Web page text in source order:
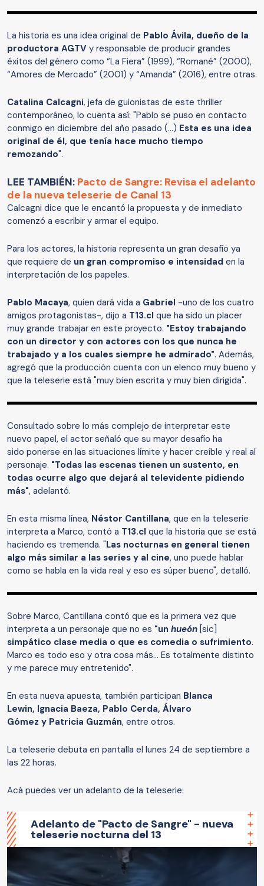
La historia es una idea original de Pablo Ávila, dueño de la
productora AGTV y responsable de producir grandes
éxitos del género como “La Fiera” (1999), “Romané” (2000),
“Amores de Mercado” (2001) y “Amanda” (2016), entre otras.
Catalina Calcagni, jefa de guionistas de este thriller
contemporáneo, lo cuenta así: "Pablo se puso en contacto
conmigo en diciembre del año pasado (…) Esta es una idea
original de él, que tenía hace mucho tiempo
remozando".
LEE TAMBIÉN: Pacto de Sangre: Revisa el adelanto
de la nueva teleserie de Canal 13
Calcagni dice que le encantó la propuesta y de inmediato
comenzó a escribir y armar el equipo.
Para los actores, la historia representa un gran desafío ya
que requiere de un gran compromiso e intensidad en la
interpretación de los papeles.
Pablo Macaya, quien dará vida a Gabriel -uno de los cuatro
amigos protagonistas-, dijo a T13.cl que ha sido un placer
muy grande trabajar en este proyecto. "Estoy trabajando
con un director y con actores con los que nunca he
trabajado y a los cuales siempre he admirado". Además,
agregó que la producción cuenta con un elenco muy bueno y
que la teleserie está "muy bien escrita y muy bien dirigida".
Consultado sobre lo más complejo de interpretar este
nuevo papel, el actor señaló que su mayor desafío ha
sido ponerse en las situaciones límite y hacer creíble y real al
personaje. "Todas las escenas tienen un sustento, en
todas ocurre algo que dejará al televidente pidiendo
más", adelantó.
En esta misma línea, Néstor Cantillana, que en la teleserie
interpreta a Marco, contó a T13.cl que la historia que se está
haciendo es tremenda. "Las nocturnas en general tienen
algo más similar a las series y al cine, uno puede hablar
como se habla en la vida real y eso es súper bueno", detalló.
Sobre Marco, Cantillana contó que es la primera vez que
interpreta a un personaje que no es "un hueón [sic]
simpático clase media o que es comedia o sufrimiento.
Marco es todo eso y otra cosa más... Es totalmente distinto
y me parece muy entretenido".
En esta nueva apuesta, también participan Blanca
Lewin, Ignacia Baeza, Pablo Cerda, Álvaro
Gómez y Patricia Guzmán, entre otros.
La teleserie debuta en pantalla el lunes 24 de septiembre a
las 22 horas.
Acá puedes ver un adelanto de la teleserie:
Adelanto de "Pacto de Sangre" - nueva
teleserie nocturna del 13